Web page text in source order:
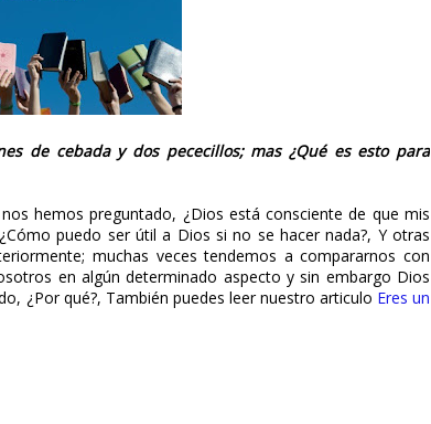
de cebada y dos pececillos; mas ¿Qué es esto para
hemos preguntado, ¿Dios está consciente de que mis
puedo ser útil a Dios si no se hacer nada?, Y otras
muchas veces tendemos a compararnos con
en algún determinado aspecto y sin embargo Dios
¿Por qué?, También puedes leer nuestro articulo Eres un